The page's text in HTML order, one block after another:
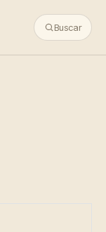
Buscar